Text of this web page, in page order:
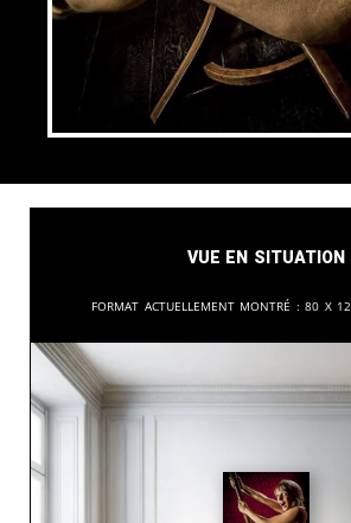
Vue en situation
Format actuellement montré : 80 x